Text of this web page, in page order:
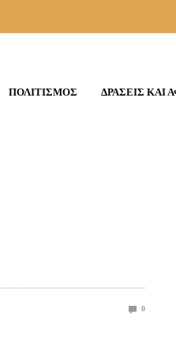
ΠΟΛΙΤΙΣΜΟΣ ΔΡΑΣΕΙΣ ΚΑΙ
0